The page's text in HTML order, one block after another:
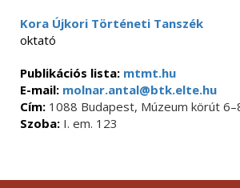
Kora Újkori Történeti Tanszék
oktató
Publikációs lista: mtmt.hu
E-mail: molnar.antal@btk.elte.hu
Cím: 1088 Budapest, Múzeum körút
Szoba: I. em. 123